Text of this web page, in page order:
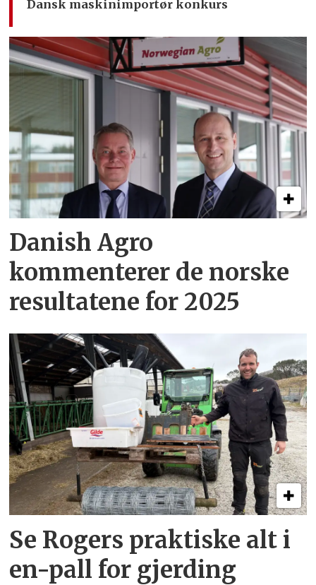
Dansk maskinimportør konkurs
Danish Agro
kommenterer de norske
resultatene for 2025
Se Rogers praktiske alt i
en-pall for gjerding